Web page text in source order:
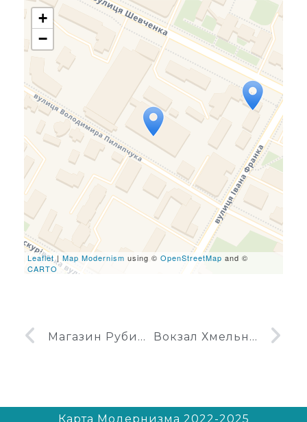
Travelers' Map is loading...
If you see this after your
page is loaded completely,
leafletJS files are missing.
+
−
Leaflet| Map Modernism using © OpenStreetMap and ©
CARTO
Магазин Рубин в Хмельницком Вокзал Хмельницкий
Карта Модернизма 2022-2025